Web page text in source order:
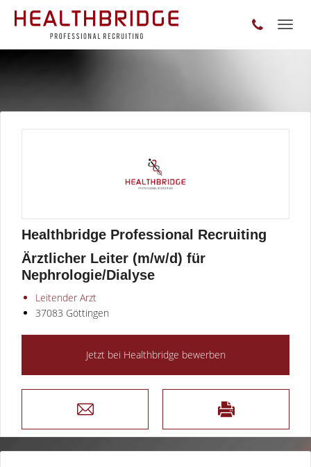
Healthbridge Professional Recruiting
Ärztlicher Leiter (m/w/d) für
Nephrologie/Dialyse
Leitender Arzt
37083 Göttingen